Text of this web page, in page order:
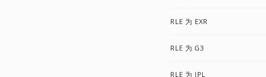
RLE 为 EXR
RLE 为 G3
RLE 为 IPL